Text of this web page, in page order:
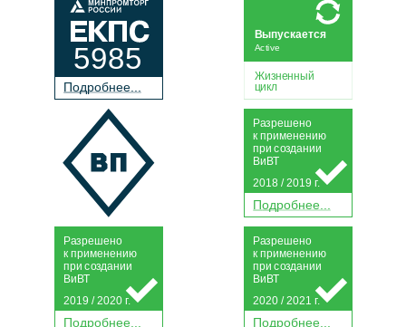
Подробнее...
5985
Жизненный
цикл
Active
Выпускается
Подробнее...
Разрешено
к применению
присоздании
Ви ВТ
2018 / 2019 г.
Подробнее...
Разрешено
к применению
присоздании
Ви ВТ
2019 / 2020 г.
Подробнее...
Разрешено
к применению
присоздании
Ви ВТ
2020 / 2021 г.